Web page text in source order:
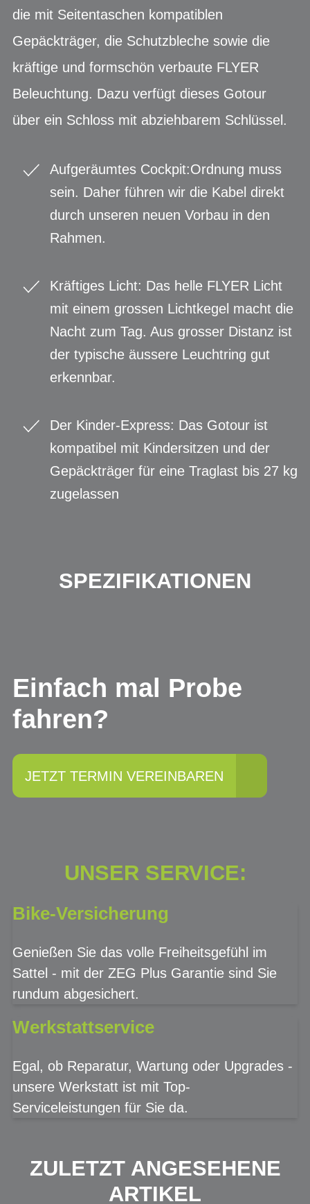
die mit Seitentaschen kompatiblen
Gepäckträger, die Schutzbleche sowie die
kräftige und formschön verbaute FLYER
Beleuchtung. Dazu verfügt dieses Gotour
über ein Schloss mit abziehbarem Schlüssel.
Aufgeräumtes Cockpit:Ordnung muss
sein. Daher führen wir die Kabel direkt
durch unseren neuen Vorbau in den
Rahmen.
Kräftiges Licht: Das helle FLYER Licht
mit einem grossen Lichtkegel macht die
Nacht zum Tag. Aus grosser Distanz ist
der typische äussere Leuchtring gut
erkennbar.
Der Kinder-Express: Das Gotour ist
kompatibel mit Kindersitzen und der
Gepäckträger für eine Traglast bis 27 kg
zugelassen
SPEZIFIKATIONEN
Einfach mal Probe
fahren?
JETZT TERMIN VEREINBAREN
UNSER SERVICE:
Bike-Versicherung
Genießen Sie das volle Freiheitsgefühl im
Sattel - mit der ZEG Plus Garantie sind Sie
rundum abgesichert.
Werkstattservice
Egal, ob Reparatur, Wartung oder Upgrades -
unsere Werkstatt ist mit Top-
Serviceleistungen für Sie da.
ZULETZT ANGESEHENE
ARTIKEL